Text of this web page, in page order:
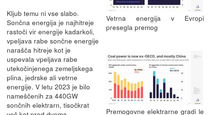
Vetrna energija v Evropi
presegla premog
Premogovne elektrarne gradi le
Kljub temu ni vse slabo.
Sončna energija je najhitreje
rastoči vir energije kadarkoli,
vpeljava rabe sončne energije
narašča hitreje kot je
uspevala vpeljava rabe
utekočinjenega zemeljskega
plina, jedrske ali vetrne
energije. V letu 2023 je bilo
nameščenih za 440GW
sončnih elektrarn, tisočkrat